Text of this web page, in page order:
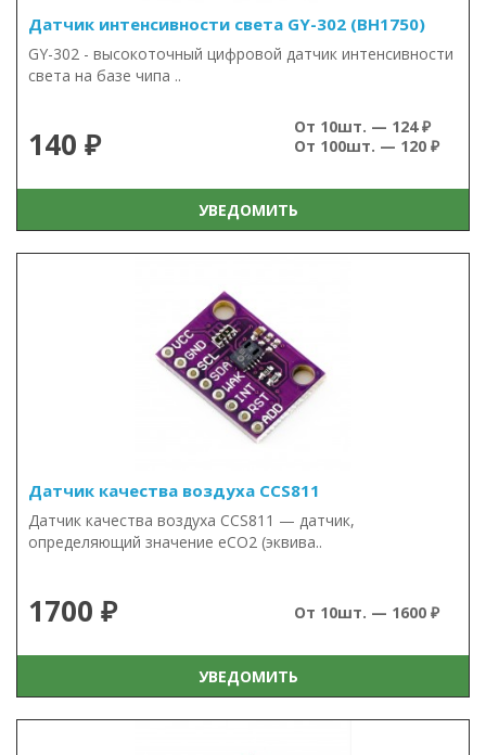
Датчик интенсивности света GY-302 (BH1750)
GY-302 - высокоточный цифровой датчик интенсивности
света на базе чипа ..
140 ₽
От 10шт. — 124 ₽
От 100шт. — 120 ₽
УВЕДОМИТЬ
Датчик качества воздуха CCS811
Датчик качества воздуха CCS811 — датчик,
определяющий значение eCO2 (эквива..
1700 ₽ От 10шт. — 1600 ₽
УВЕДОМИТЬ